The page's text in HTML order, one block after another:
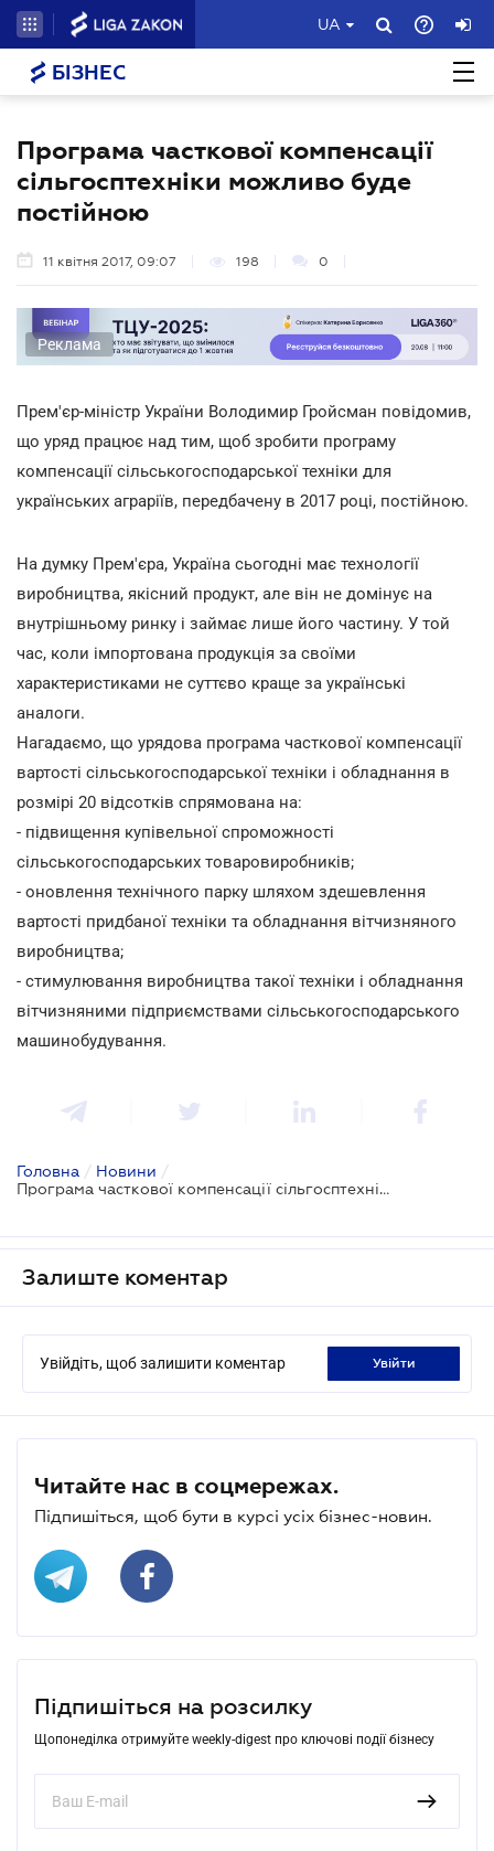
UA
БІЗНЕС
Програма часткової компенсації
сільгосптехніки можливо буде
постійною
11 квітня 2017, 09:07 198 0
Реклама
Прем'єр-міністр України Володимир Гройсман повідомив,
що уряд працює над тим, щоб зробити програму
компенсації сільськогосподарської техніки для
українських аграріїв, передбачену в 2017 році, постійною.
На думку Прем'єра, Україна сьогодні має технології
виробництва, якісний продукт, але він не домінує на
внутрішньому ринку і займає лише його частину. У той
час, коли імпортована продукція за своїми
характеристиками не суттєво краще за українські
аналоги.
Нагадаємо, що урядова програма часткової компенсації
вартості сільськогосподарської техніки і обладнання в
розмірі 20 відсотків спрямована на:
- підвищення купівельної спроможності
сільськогосподарських товаровиробників;
- оновлення технічного парку шляхом здешевлення
вартості придбаної техніки та обладнання вітчизняного
виробництва;
- стимулювання виробництва такої техніки і обладнання
вітчизняними підприємствами сільськогосподарського
машинобудування.
Головна / Новини /
Програма часткової компенсації сільгосптехніки можливо буде постійною
Залиште коментар
Увійдіть, щоб залишити коментар увійти
Читайте нас в соцмережах.
Підпишіться, щоб бути в курсі усіх бізнес-новин.
Підпишіться на розсилку
Щопонеділка отримуйте weekly-digest про ключові події бізнесу